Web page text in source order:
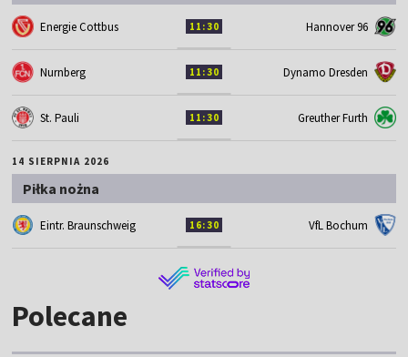
Energie Cottbus 11:30 Hannover 96
Nurnberg 11:30 Dynamo Dresden
St. Pauli 11:30 Greuther Furth
14 SIERPNIA 2026
Piłka nożna
Eintr. Braunschweig 16:30 VfL Bochum
Polecane